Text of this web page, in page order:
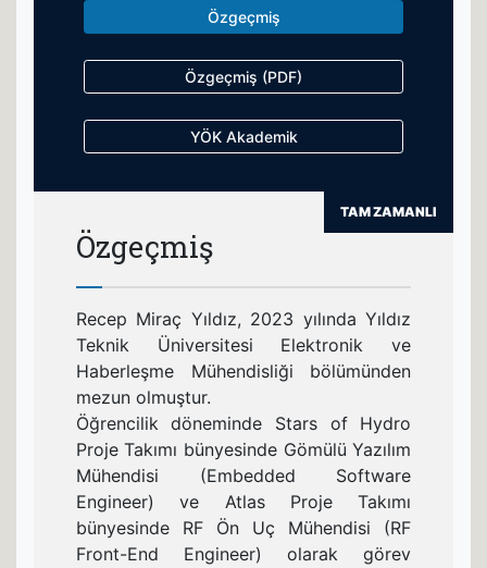
Özgeçmiş
Özgeçmiş (PDF)
YÖK Akademik
TAM ZAMANLI
Özgeçmiş
Recep Miraç Yıldız, 2023 yılında Yıldız
Teknik Üniversitesi Elektronik ve
Haberleşme Mühendisliği bölümünden
mezun olmuştur.
Öğrencilik döneminde Stars of Hydro
Proje Takımı bünyesinde Gömülü Yazılım
Mühendisi (Embedded Software
Engineer) ve Atlas Proje Takımı
bünyesinde RF Ön Uç Mühendisi (RF
Front-End Engineer) olarak görev